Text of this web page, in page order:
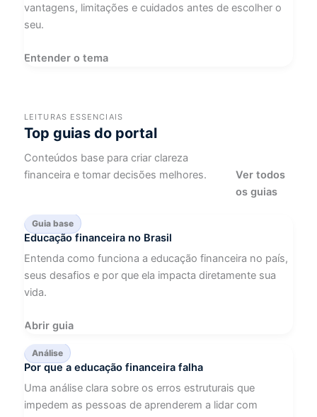
vantagens, limitações e cuidados antes de escolher o
seu.
Entender o tema
LEITURAS ESSENCIAIS
Top guias do portal
Conteúdos base para criar clareza
financeira e tomar decisões melhores.
Ver todos
os guias
Guia base
Educação financeira no Brasil
Entenda como funciona a educação financeira no país,
seus desafios e por que ela impacta diretamente sua
vida.
Abrir guia
Análise
Por que a educação financeira falha
Uma análise clara sobre os erros estruturais que
impedem as pessoas de aprenderem a lidar com